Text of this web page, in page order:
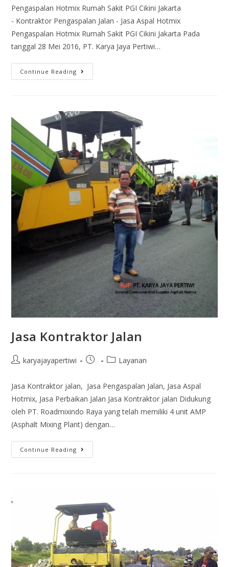
Pengaspalan Hotmix Rumah Sakit PGI Cikini Jakarta
- Kontraktor Pengaspalan Jalan - Jasa Aspal Hotmix
Pengaspalan Hotmix Rumah Sakit PGI Cikini Jakarta Pada
tanggal 28 Mei 2016, PT. Karya Jaya Pertiwi…
Continue Reading
Jasa Kontraktor Jalan
karyajayapertiwi Layanan
Jasa Kontraktor jalan, Jasa Pengaspalan Jalan, Jasa Aspal
Hotmix, Jasa Perbaikan Jalan Jasa Kontraktor jalan Didukung
oleh PT. Roadmixindo Raya yang telah memiliki 4 unit AMP
(Asphalt Mixing Plant) dengan…
Continue Reading